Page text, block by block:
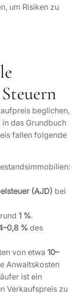
um Risiken zu
beglichen,
das Grundbuch
fallen folgende
(AJD) bei
1 %.
%des
von etwa 10–
Anwaltskosten
ist ein
Verkaufspreis zu